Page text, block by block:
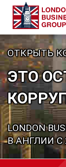
ОТКРЫТЬ
ЭТО
LONDON
В АНГЛИИ С